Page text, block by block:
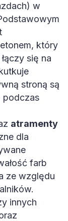
w
który
się na
stroną są
podczas
atramenty
dla
farb
ze względu
innych